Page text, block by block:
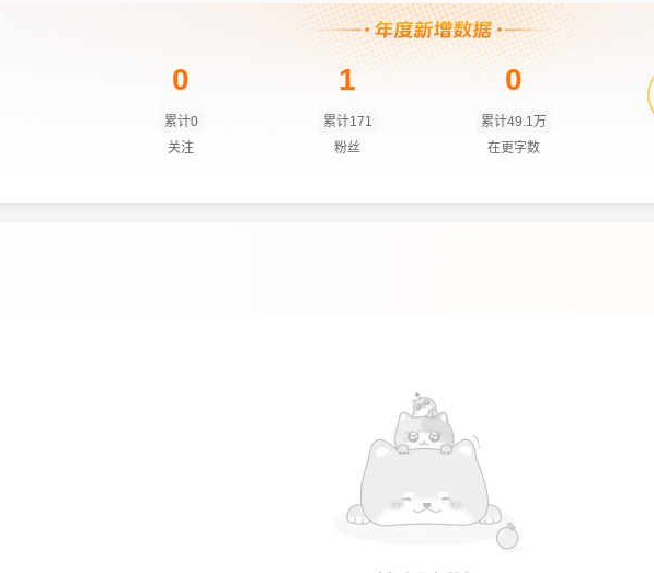
0
累计0
关注
1
累计171
粉丝
0
累计49.1万
在更字数